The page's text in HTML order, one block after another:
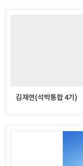
김재연(석박통합 4기)